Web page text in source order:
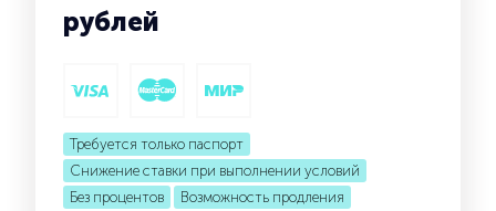
рублей
Требуется только паспорт
Снижение ставки при выполнении условий
Без процентов
Возможность продления